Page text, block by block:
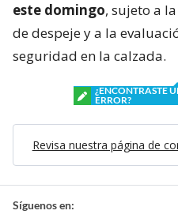
este domingo, sujeto a
de despeje y a la
seguridad en la calzada.
¿ENCONTRASTE
ERROR?
Revisa nuestra página de
Síguenos en: